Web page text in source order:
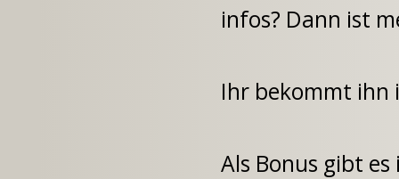
infos? Dann ist
Ihr bekommt ihn
Als Bonus gibt